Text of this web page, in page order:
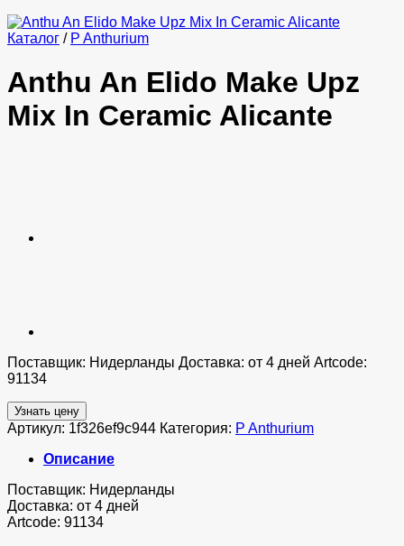
Каталог / P Anthurium
Anthu An Elido Make Upz
Mix In Ceramic Alicante
Поставщик: Нидерланды Доставка: от 4 дней Artcode:
91134
Узнать цену
Артикул: 1f326ef9c944 Категория: P Anthurium
Описание
Поставщик: Нидерланды
Доставка: от 4 дней
Artcode: 91134